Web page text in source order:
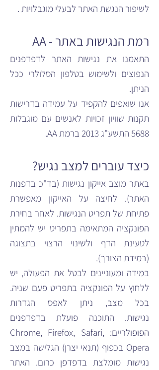
לשיפור הנגשת האתר לבעלי מוגבלויות .
רמת הנגישות באתר - AA
התאמנו את נגישות האתר לדפדפנים
הנפוצים ולשימוש בטלפון הסלולרי ככל
הניתן.
אנו שואפים להקפיד על עמידה בדרישות
תקנות שוויון זכויות לאנשים עם מוגבלות
5688 התשע"ג 2013 ברמת AA.
כיצד עוברים למצב נגיש?
באתר מוצב אייקון נגישות (בד"כ בדפנות
האתר). לחיצה על האייקון מאפשרת
פתיחת של תפריט הנגישות. לאחר בחירת
הפונקציה המתאימה בתפריט יש להמתין
לטעינת הדף ולשינוי הרצוי בתצוגה
(במידת הצורך).
במידה ומעוניינים לבטל את הפעולה, יש
ללחוץ על הפונקציה בתפריט פעם שניה.
בכל מצב, ניתן לאפס הגדרות
נגישות. התוכנה פועלת בדפדפנים
הפופולריים: Chrome, Firefox, Safari,
Opera בכפוף (תנאי יצרן) הגלישה במצב
נגישות מומלצת בדפדפן כרום. האתר